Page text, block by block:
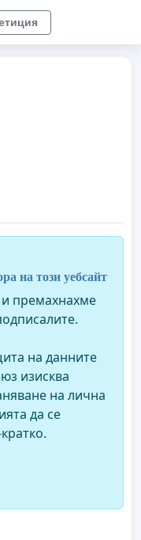
на този уебсайт
премахнахме
на данните
изисква
на лична
да се